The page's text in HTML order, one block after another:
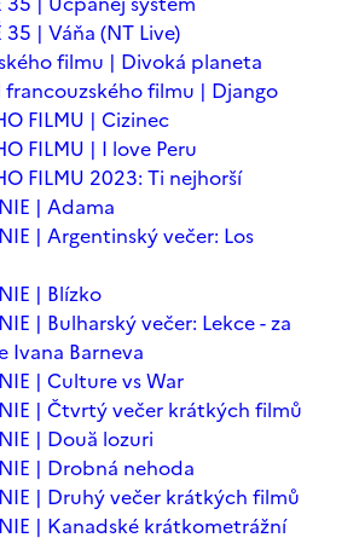
| Váňa (NT Live)
filmu | Divoká planeta
francouzského filmu | Django
FILMU | Cizinec
FILMU | I love Peru
FILMU 2023: Ti nejhorší
| Adama
| Argentinský večer: Los
| Blízko
| Bulharský večer: Lekce - za
Ivana Barneva
| Culture vs War
| Čtvrtý večer krátkých filmů
| Două lozuri
| Drobná nehoda
| Druhý večer krátkých filmů
| Kanadské krátkometrážní